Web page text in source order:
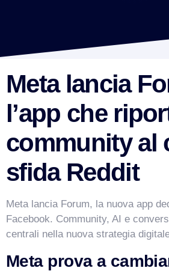
Meta lancia
l’app che
community al
sfida Reddit
Meta lancia Forum, la nuova app
Facebook. Community, AI e
centrali nella nuova strategia
Meta prova a